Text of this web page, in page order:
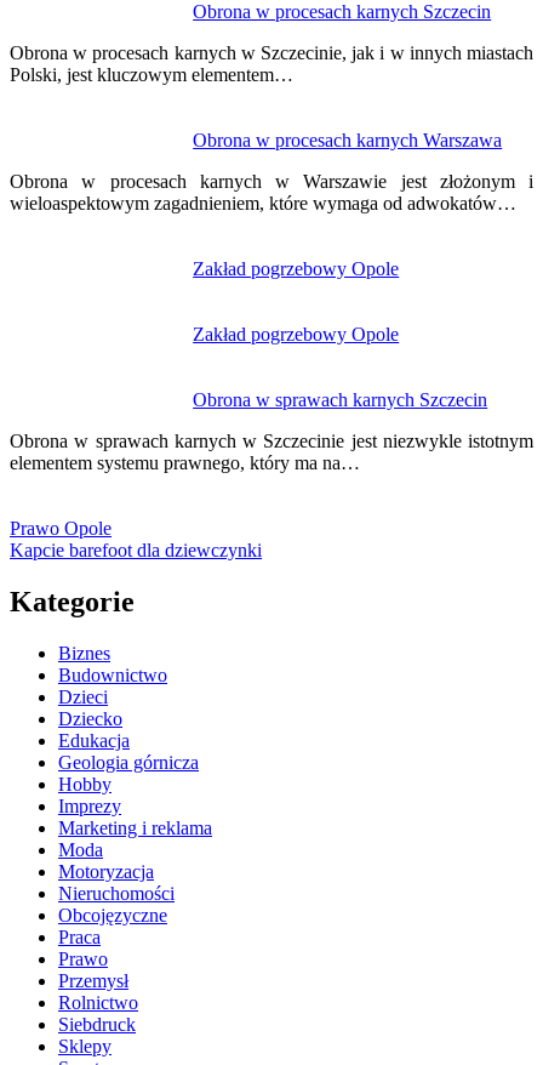
Obrona w procesach karnych Szczecin
Obrona w procesach karnych w Szczecinie, jak i w innych miastach
Polski, jest kluczowym elementem…
Obrona w procesach karnych Warszawa
Obrona w procesach karnych w Warszawie jest złożonym i
wieloaspektowym zagadnieniem, które wymaga od adwokatów…
Zakład pogrzebowy Opole
Zakład pogrzebowy Opole
Obrona w sprawach karnych Szczecin
Obrona w sprawach karnych w Szczecinie jest niezwykle istotnym
elementem systemu prawnego, który ma na…
wpisu
Prawo Opole
Kapcie barefoot dla dziewczynki
Kategorie
Biznes
Budownictwo
Dzieci
Dziecko
Edukacja
Geologia górnicza
Hobby
Imprezy
Marketing i reklama
Moda
Motoryzacja
Nieruchomości
Obcojęzyczne
Praca
Prawo
Przemysł
Rolnictwo
Siebdruck
Sklepy